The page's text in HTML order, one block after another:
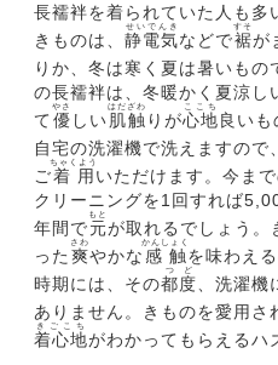
長襦袢を着られていた人も多
きものは、 静電気
せいでんき
などで裾
すそ
が
りか、冬は寒く夏は暑いもの
の長襦袢は、冬暖かく夏涼し
て優
やさ
しい肌触
はだざわ
りが心地
ここち
良い
自宅の洗濯機で洗えますので
ご着用
ちゃくよう
いただけます。今ま
クリーニングを1回すれば
年間で元
もと
が取れるでしょう。
った 爽
さわ
やかな感触
かんしょく
を味わえ
時期には、その都度
つど
、洗濯機
ありません。きものを愛用さ
着心地
きごこち
がわかってもらえるハ